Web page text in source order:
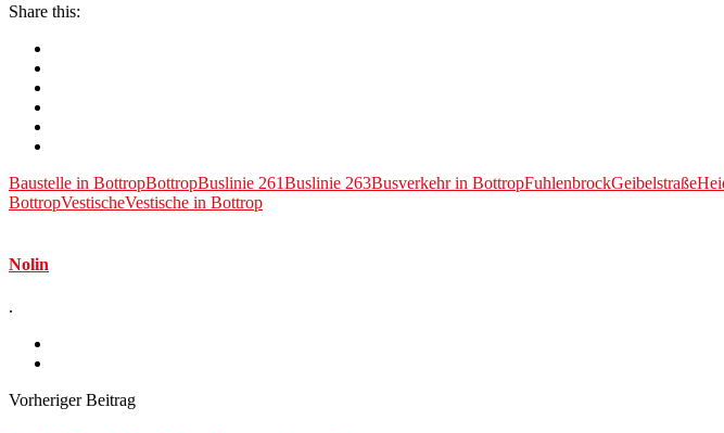
Share this:
Baustelle in BottropBottropBuslinie 261Buslinie 263Busverkehr in BottropFuhlenbrockGeibelstraße
BottropVestischeVestische in Bottrop
Nolin
.
Vorheriger Beitrag